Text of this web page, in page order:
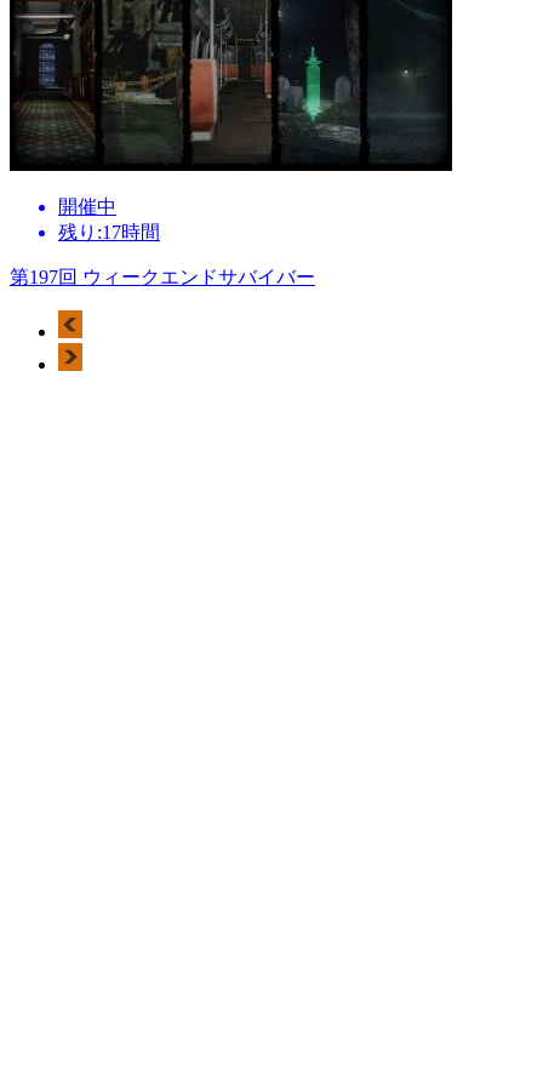
開催中
残り:17時間
第197回 ウィークエンドサバイバー